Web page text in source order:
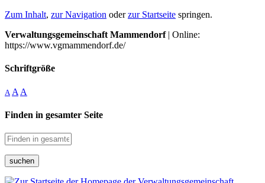
Zum Inhalt, zur Navigation oderzur Startseite springen.
Verwaltungsgemeinschaft Mammendorf| Online:
https://www.vgmammendorf.de/
Schriftgröße
A A A
Finden in gesamter Seite
suchen